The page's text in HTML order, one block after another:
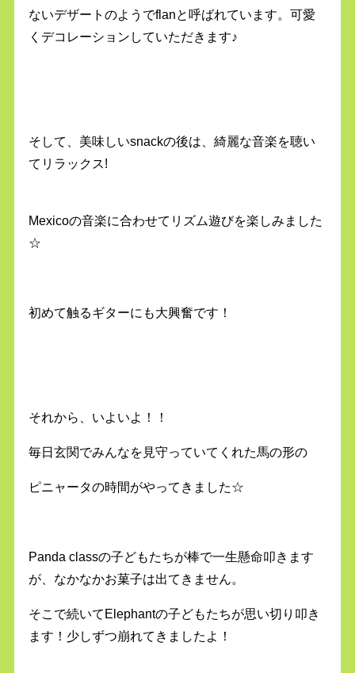
ないデザートのようでflanと呼ばれています。可愛
くデコレーションしていただきます♪
そして、美味しいsnackの後は、綺麗な音楽を聴い
てリラックス!
Mexicoの音楽に合わせてリズム遊びを楽しみました
☆
初めて触るギターにも大興奮です！
それから、いよいよ！！
毎日玄関でみんなを見守っていてくれた馬の形の
ピニャータの時間がやってきました☆
Panda classの子どもたちが棒で一生懸命叩きます
が、なかなかお菓子は出てきません。
そこで続いてElephantの子どもたちが思い切り叩き
ます！少しずつ崩れてきましたよ！